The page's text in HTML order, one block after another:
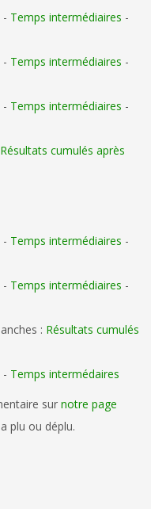
- Temps intermédiaires -
- Temps intermédiaires -
- Temps intermédiaires -
Résultats cumulés après
- Temps intermédiaires -
- Temps intermédiaires -
: Résultats cumulés
- Temps intermédaires
sur notre page
plu ou déplu.